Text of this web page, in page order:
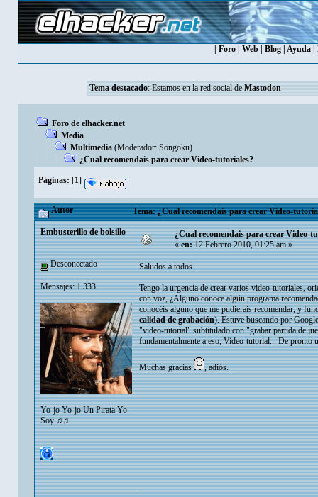
Foro| Web| Blog| Ayuda|
Tema destacado: Estamos en la red social de Mastodon
Foro de elhacker.net
Media
Multimedia (Moderador: Songoku)
¿Cual recomendais para crear Video-tutoriales?
Páginas: [1]
Autor Tema: ¿Cual recomendais para crear Video-
Embusterillo de bolsillo
Desconectado
Mensajes: 1.333
Yo-jo Yo-jo Un Pirata Yo
Soy ♫♫
¿Cual recomendais para crear Video-
«en:12 Febrero 2010, 01:25 am »
Saludos a todos.
Tengo la urgencia de crear varios video-tutoriales,
con voz, ¿Alguno conoce algún programa
conocéis alguno que me pudierais recomendar, y
calidad de grabación). Estuve buscando por
"video-tutorial" subtitulado con "grabar partida de
fundamentalmente a eso, Video-tutorial... De pronto
Muchas gracias , adiós.